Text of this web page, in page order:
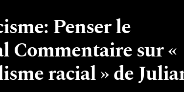
Penser le
Commentaire sur «
racial » de